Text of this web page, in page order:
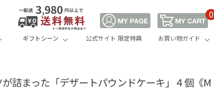
0
ギフトシーン 公式サイト 限定特典 お買い物ガイド
詰まった「デザートパウンドケーキ」４個《M